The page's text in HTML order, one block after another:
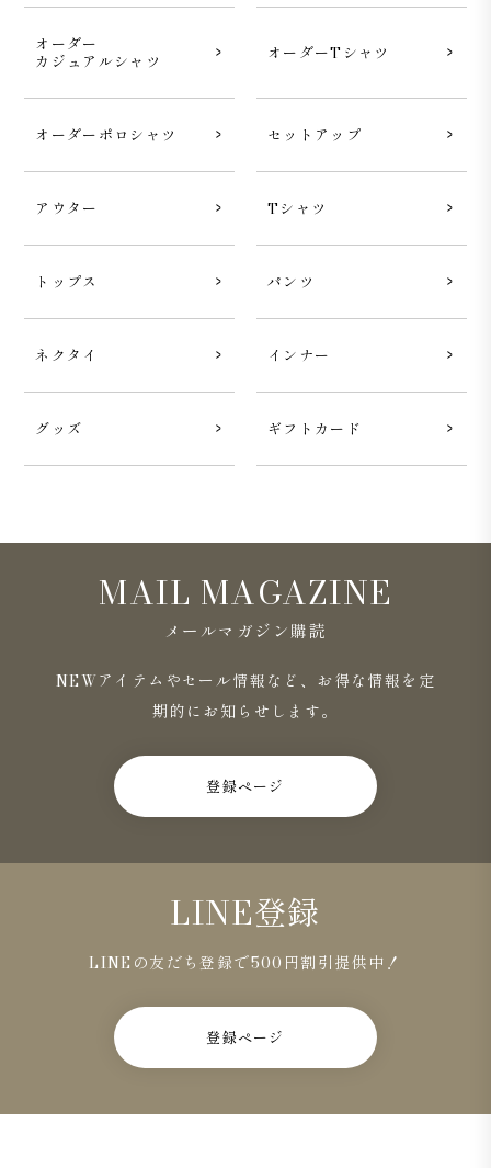
オーダー
カジュアルシャツ
オーダーTシャツ
オーダーポロシャツ セットアップ
アウター Tシャツ
トップス パンツ
ネクタイ インナー
グッズ ギフトカード
MAIL MAGAZINE
メールマガジン購読
NEWアイテムやセール情報など、お得な情報を定
期的にお知らせします。
登録ページ
LINE登録
LINEの友だち登録で500円割引提供中！
登録ページ